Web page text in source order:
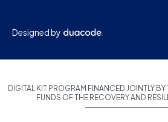
Designed by
DIGITAL KIT PROGRAM FINANCED JOINTLY BY
FUNDS OF THE RECOVERY AND